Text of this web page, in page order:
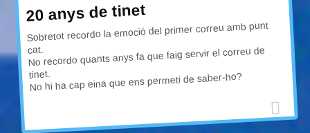
20 anys de tinet
Sobretot recordo la emoció del primer correu amb punt
cat.
No recordo quants anys fa que faig servir el correu de
tinet.
No hi ha cap eina que ens permeti de saber-ho?